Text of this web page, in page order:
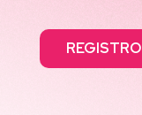
REGISTRO